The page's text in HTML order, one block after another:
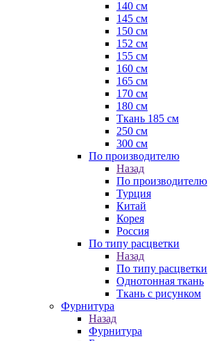
140 см
145 см
150 см
152 см
155 см
160 см
165 см
170 см
180 см
Ткань 185 см
250 см
300 см
По производителю
Назад
По производителю
Турция
Китай
Корея
Россия
По типу расцветки
Назад
По типу расцветки
Однотонная ткань
Ткань с рисунком
Фурнитура
Назад
Фурнитура